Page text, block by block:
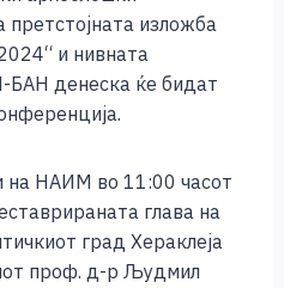
at
s
A
p
p
er ai
l
p
Li
k
ar
претстојната изложба
и нивната
денеска ќе бидат
на НАИМ во 11:00 часот
глава на
град Хераклеја
проф. д-р Људмил